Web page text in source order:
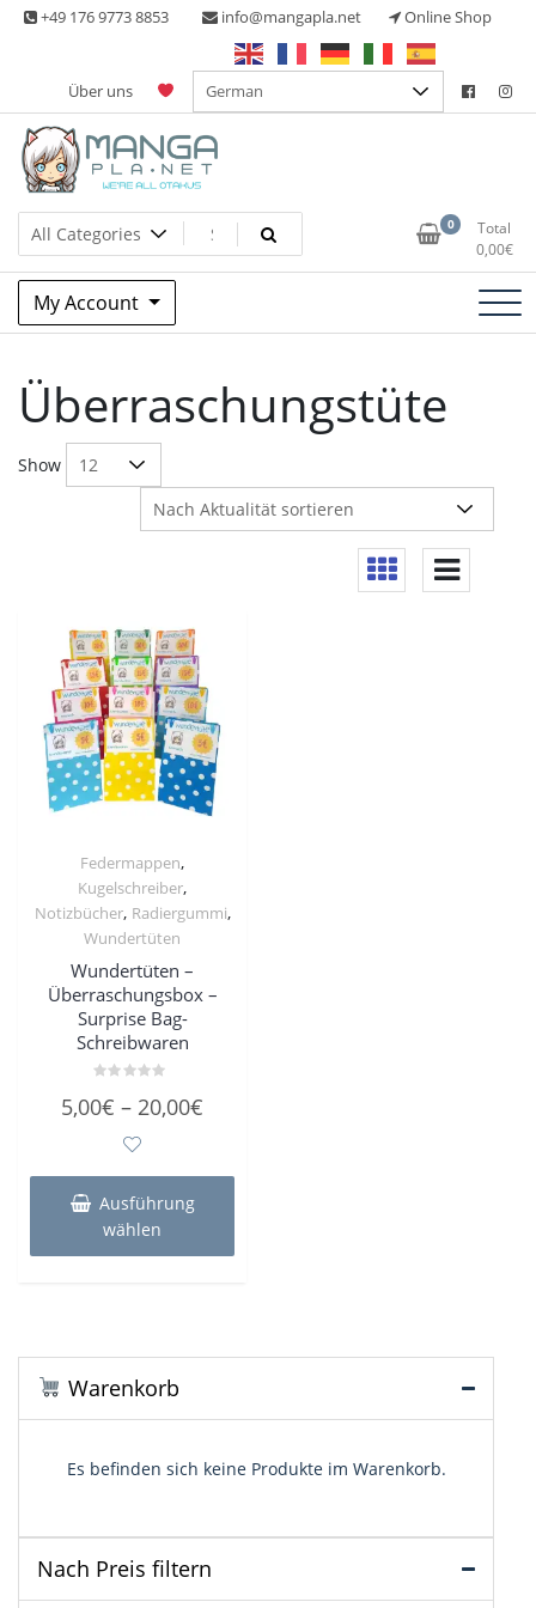
Skip +49 176 9773 8853 info@mangapla.net Online Shop
Über uns
Manga Planet
Split Part Online Shop 0
Total
0,00€
My Account
Überraschungstüte
Show
Federmappen,
Kugelschreiber,
Notizbücher, Radiergummi,
Wundertüten
Wundertüten –
Überraschungsbox –
Surprise Bag-
Schreibwaren
mit
5,00€ – 20,00€
bis
Ausführung
wählen
der
gewählt
Warenkorb
Es befinden sich keine Produkte im Warenkorb.
Nach Preis filtern